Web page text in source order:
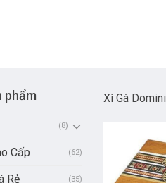
phẩm
(8)
Cấp (62)
Rẻ (35)
Xì Gà